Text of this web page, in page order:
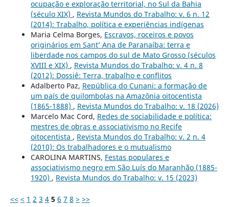
ocupação e exploração territorial, no Sul da Bahia
(século XIX) , Revista Mundos do Trabalho: v. 6 n. 12
(2014): Trabalho, política e experiências indígenas
Maria Celma Borges, Escravos, roceiros e povos
originários em Sant’ Ana de Paranaíba: terra e
liberdade nos campos do sul de Mato Grosso (séculos
XVIII e XIX) , Revista Mundos do Trabalho: v. 4 n. 8
(2012): Dossiê: Terra, trabalho e conflitos
Adalberto Paz, República do Cunani: a formação de
um país de quilombolas na Amazônia oitocentista
(1865-1888) , Revista Mundos do Trabalho: v. 18 (2026)
Marcelo Mac Cord, Redes de sociabilidade e política:
mestres de obras e associativismo no Recife
oitocentista , Revista Mundos do Trabalho: v. 2 n. 4
(2010): Os trabalhadores e o mutualismo
CAROLINA MARTINS, Festas populares e
associativismo negro em São Luís do Maranhão (1885-
1920) , Revista Mundos do Trabalho: v. 15 (2023)
<< < 1 2 3 4 5 6 7 8 > >>